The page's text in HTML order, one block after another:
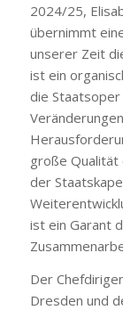
2024/25,
übernimmt
unserer Zeit
ist ein
die
große Qualität
der
ist ein Garant
Der
Dresden und